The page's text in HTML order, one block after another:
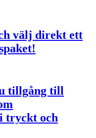
välj direkt ett
tillgång till
tryckt och